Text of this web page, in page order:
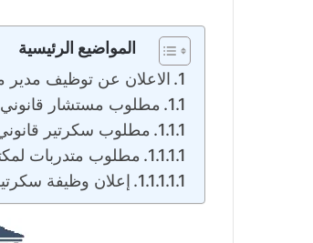
المواضيع الرئيسية
‏الاعلان عن توظيف مدير
‏مطلوب مستشار
‏مطلوب سكرتير
‏مطلوب متدربات
‏إعلان وظيفة